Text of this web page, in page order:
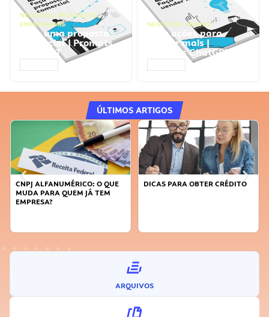
NEGÓCIOS, PROCESSOS
EMPRESARIAIS
Faça uma proposta
comercial | Prompts
ChatGPT
NEGÓCIOS, VENDAS
Faça ações para
vender mais |
Prompts ChatGPT
ÚLTIMOS ARTIGOS
DICAS PARA OBTER CRÉDITO
FAÇA A DIFERENÇA: SEJA
ARQUIVOS